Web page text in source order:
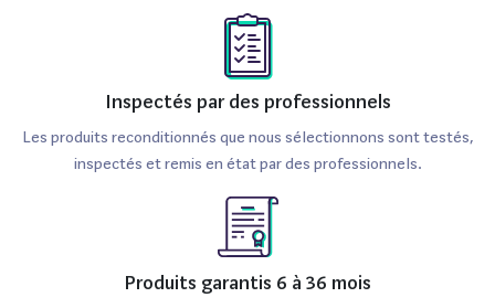
Inspectés par des professionnels
Les produits reconditionnés que nous sélectionnons sont testés,
inspectés et remis en état par des professionnels.
Produits garantis 6 à 36 mois